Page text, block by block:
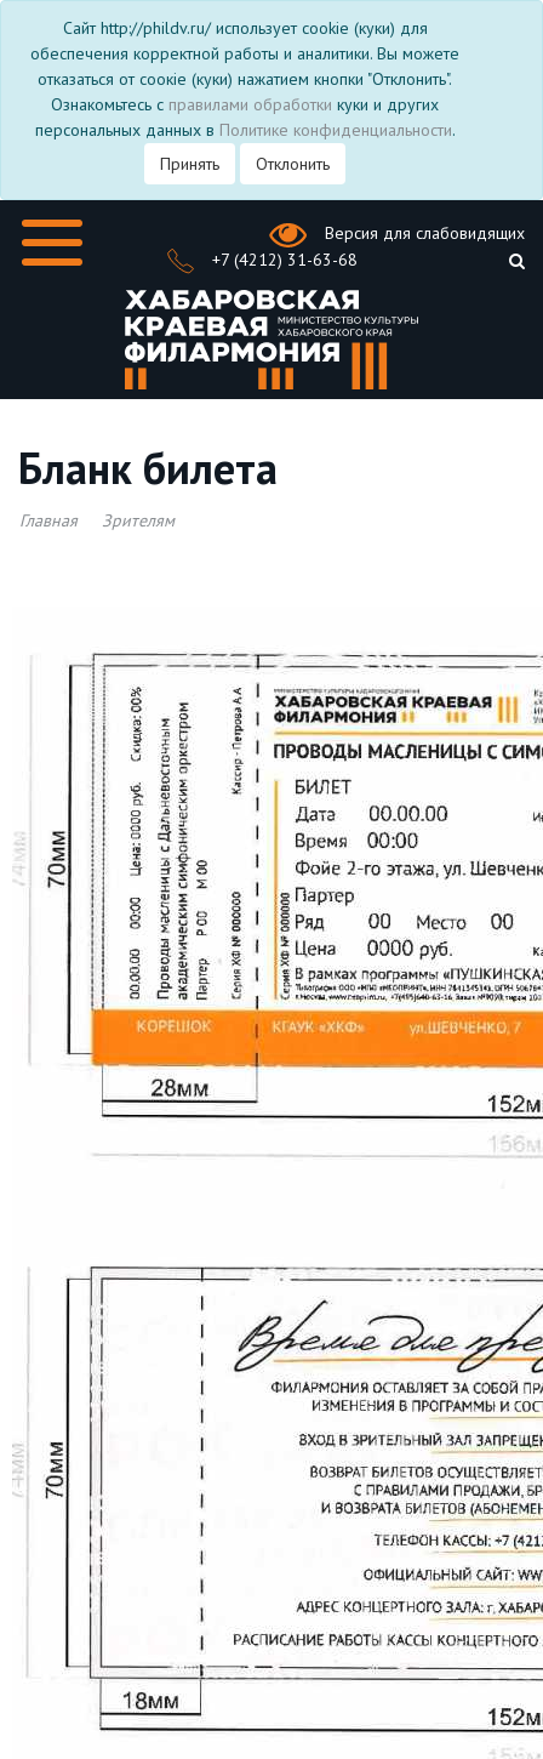
Сайт http://phildv.ru/ использует cookie (куки) для
обеспечения корректной работы и аналитики. Вы можете
отказаться от соокіе (куки) нажатием кнопки "Отклонить".
Ознакомьтесь с правилами обработки куки и других
персональных данных в Политике конфиденциальности.
Принять
Отклонить
Версия для слабовидящих
+7 (4212) 31-63-68
Бланк билета
Главная Зрителям